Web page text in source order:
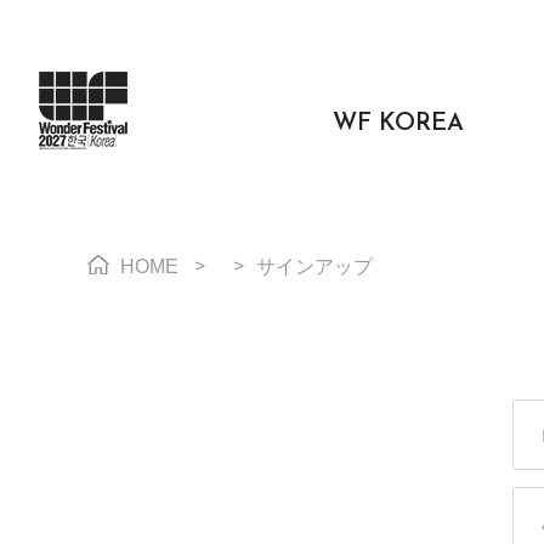
WF KOREA
HOME > > サインアップ